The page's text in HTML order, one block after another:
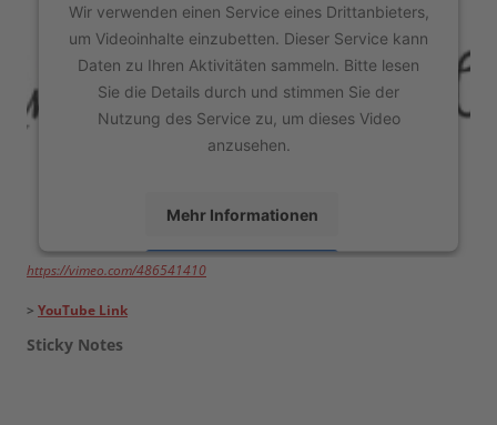
Wir verwenden einen Service eines Drittanbieters,
um Videoinhalte einzubetten. Dieser Service kann
Daten zu Ihren Aktivitäten sammeln. Bitte lesen
Sie die Details durch und stimmen Sie der
Nutzung des Service zu, um dieses Video
anzusehen.
Mehr Informationen
Akzeptieren
powered by
https://vimeo.com/486541410
> YouTube Link
Sticky Notes